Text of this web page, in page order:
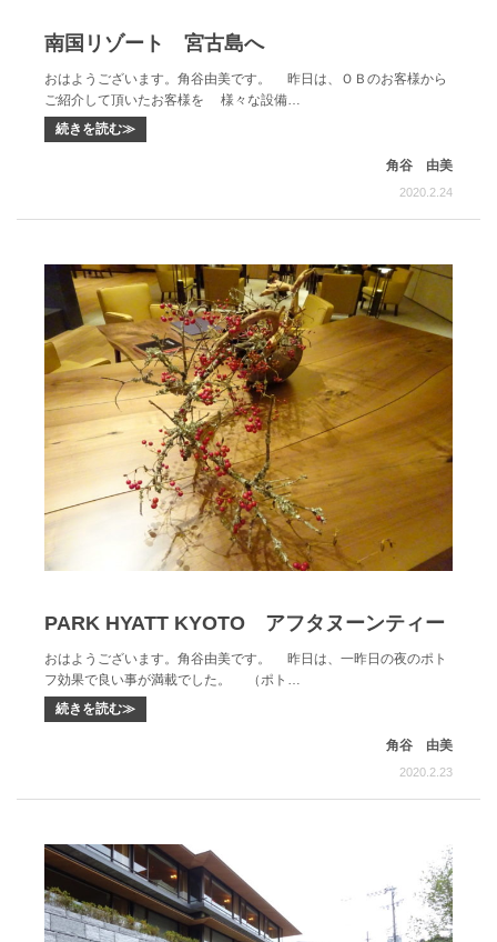
南国リゾート 宮古島へ
おはようございます。角谷由美です。 昨日は、ＯＢのお客様から
ご紹介して頂いたお客様を 様々な設備…
続きを読む≫
角谷 由美
2020.2.24
PARK HYATT KYOTO アフタヌーンティー
おはようございます。角谷由美です。 昨日は、一昨日の夜のポト
フ効果で良い事が満載でした。 （ポト…
続きを読む≫
角谷 由美
2020.2.23